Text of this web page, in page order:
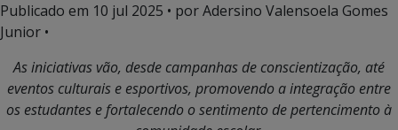
Publicado em 10 jul 2025 • por Adersino Valensoela Gomes
Junior •
As iniciativas vão, desde campanhas de conscientização, até
eventos culturais e esportivos, promovendo a integração entre
os estudantes e fortalecendo o sentimento de pertencimento à